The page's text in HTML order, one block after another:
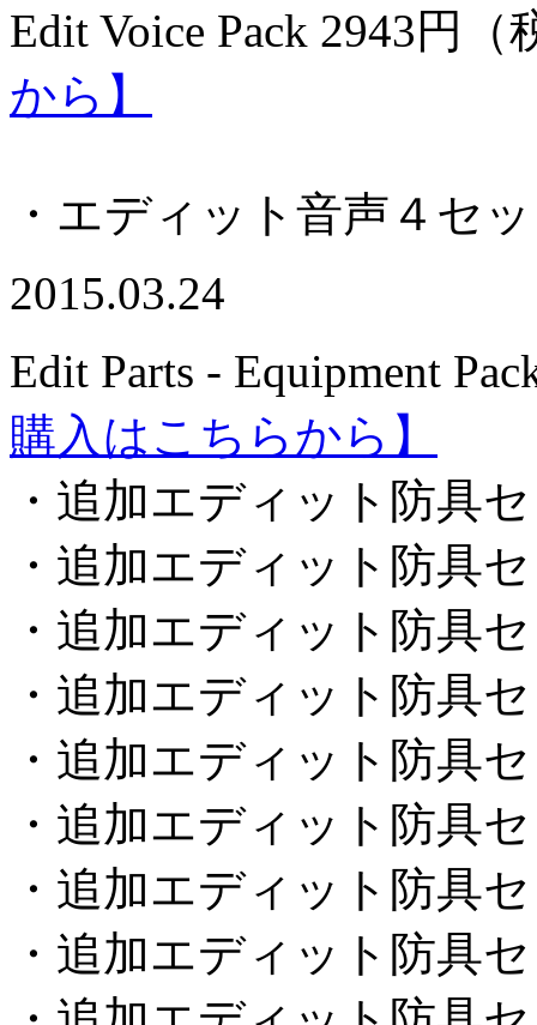
Edit Voice Pack 2943円（
から】
・エディット音声４セ
2015.03.24
Edit Parts - Equipment
購入はこちらから】
・追加エディット防具
・追加エディット防具
・追加エディット防具
・追加エディット防具
・追加エディット防具
・追加エディット防具
・追加エディット防具
・追加エディット防具